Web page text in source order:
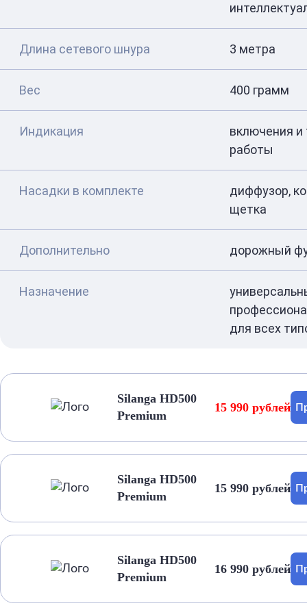
Длина сетевого шнура 3 метра
Вес 400 грамм
Индикация
включения
работы
Насадки в комплекте
диффузор,
щетка
Дополнительно дорожный
Назначение
для всех
Silanga HD500
Premium
15 990 рублей
Silanga HD500
Premium
15 990 рублей
Silanga HD500
Premium
16 990 рублей